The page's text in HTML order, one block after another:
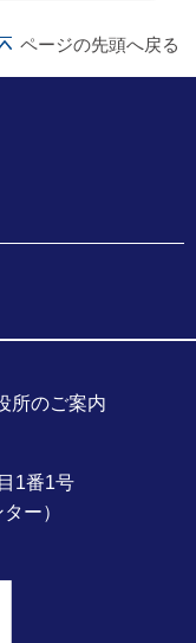
ページの先頭へ戻る
1番1号
ー）
所のご案内